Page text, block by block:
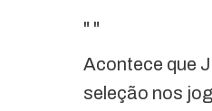
" "
Acontece que
seleção nos